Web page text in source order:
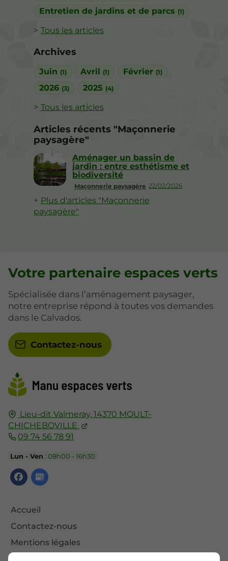
Entretien de jardins et de parcs (1)
Tous les articles
Archives
Juin (1) Avril (1) Février (1)
2026 (3) 2025 (4)
Tous les articles
Articles récents "Maçonnerie
paysagère"
Maçonnerie paysagère 22/02/2026
Aménager un bassin de
jardin : entre esthétisme et
biodiversité
Plus d'articles "Maçonnerie
paysagère"
Lieu-dit Valmeray, 14370 MOULT-
CHICHEBOVILLE
09 74 56 78 91
Lun - Ven : 08h00 - 16h30
Accueil
Contactez-nous
Mentions légales
Votre partenaire espaces verts
Spécialisée dans l’aménagement paysager,
notre entreprise répond à toutes vos demandes
dans le Calvados.
Contactez-nous